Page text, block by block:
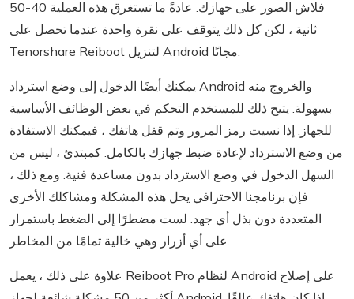
فلاش الصور على جهازك. عادةً ما تستغرق هذه العملية 40-50
ثانية ، لكن كل ذلك يتوقف على نقرة واحدة عندما تحصل على
Tenorshare Reiboot لتنزيل Android مجانًا.
يمكنك أيضًا الدخول إلى وضع استرداد Android والخروج منه
بسهولة. يتيح ذلك للمستخدم التحكم في بعض الوظائف الأساسية
للجهاز. إذا نسيت رمز المرور وتم قفل هاتفك ، فيمكنك الاستفادة
من وضع الاسترداد لإعادة ضبط جهازك بالكامل. كمبتدئ ، ليس من
السهل الدخول في وضع الاسترداد بدون مساعدة فنية. ومع ذلك ،
فإن برنامجنا الاحترافي يحل هذه المشكلة ومشاكلك الأخرى
المتعددة دون بذل أي جهد. لست مضطرًا إلى الضغط باستمرار
على أي أزرار وهي خالية تمامًا من المخاطر.
علاوة على ذلك ، يعمل Reiboot Pro لنظام Android على إصلاح